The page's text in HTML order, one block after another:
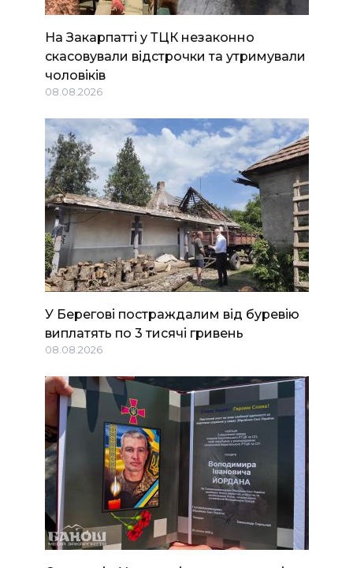
На Закарпатті у ТЦК незаконно
скасовували відстрочки та утримували
чоловіків
08.08.2026
У Берегові постраждалим від буревію
виплатять по 3 тисячі гривень
08.08.2026